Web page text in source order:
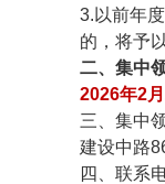
3.以前年
的，将予
二、集中
2026年2
三、集中
建设中路
四、联系